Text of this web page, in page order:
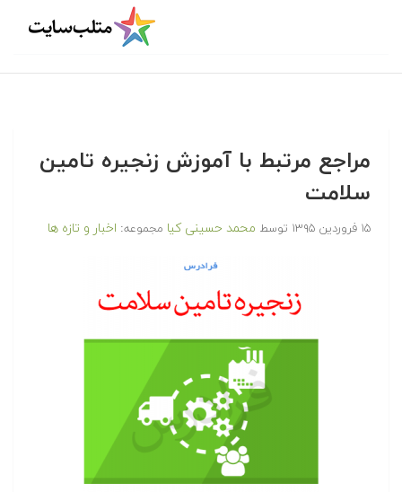
مراجع مرتبط با آموزش زنجیره تامین
سلامت
۱۵ فروردین ۱۳۹۵ توسط محمد حسینی کیا مجموعه: اخبار و تازه ها